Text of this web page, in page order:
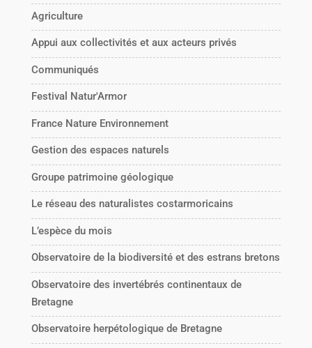
Agriculture
Appui aux collectivités et aux acteurs privés
Communiqués
Festival Natur'Armor
France Nature Environnement
Gestion des espaces naturels
Groupe patrimoine géologique
Le réseau des naturalistes costarmoricains
L’espèce du mois
Observatoire de la biodiversité et des estrans bretons
Observatoire des invertébrés continentaux de
Bretagne
Observatoire herpétologique de Bretagne